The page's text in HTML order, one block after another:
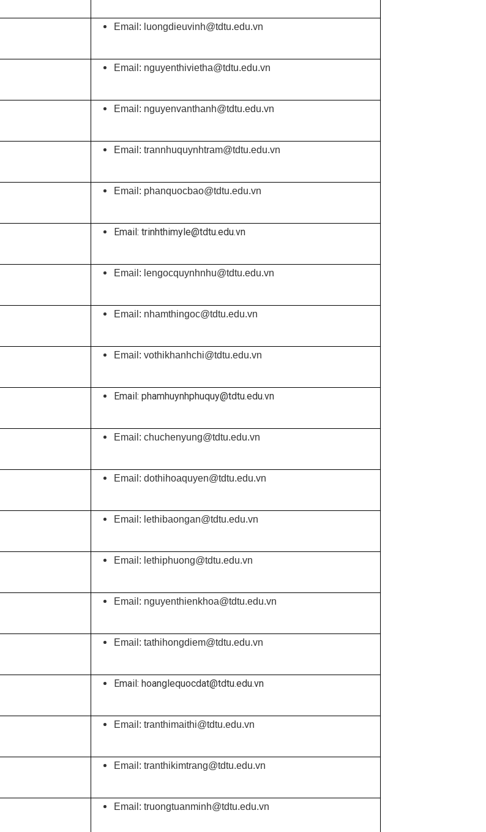
Email: luongdieuvinh@tdtu.edu.vn
Email: nguyenthivietha@tdtu.edu.vn
Email: nguyenvanthanh@tdtu.edu.vn
Email: trannhuquynhtram@tdtu.edu.vn
Email: phanquocbao@tdtu.edu.vn
Email: trinhthimyle@tdtu.edu.vn
Email: lengocquynhnhu@tdtu.edu.vn
Email: nhamthingoc@tdtu.edu.vn
Email: vothikhanhchi@tdtu.edu.vn
Email: phamhuynhphuquy@tdtu.edu.vn
Email: chuchenyung@tdtu.edu.vn
Email: dothihoaquyen@tdtu.edu.vn
Email: lethibaongan@tdtu.edu.vn
Email: lethiphuong@tdtu.edu.vn
Email: nguyenthienkhoa@tdtu.edu.vn
Email: tathihongdiem@tdtu.edu.vn
Email: hoanglequocdat@tdtu.edu.vn
Email: tranthimaithi@tdtu.edu.vn
Email: tranthikimtrang@tdtu.edu.vn
Email: truongtuanminh@tdtu.edu.vn